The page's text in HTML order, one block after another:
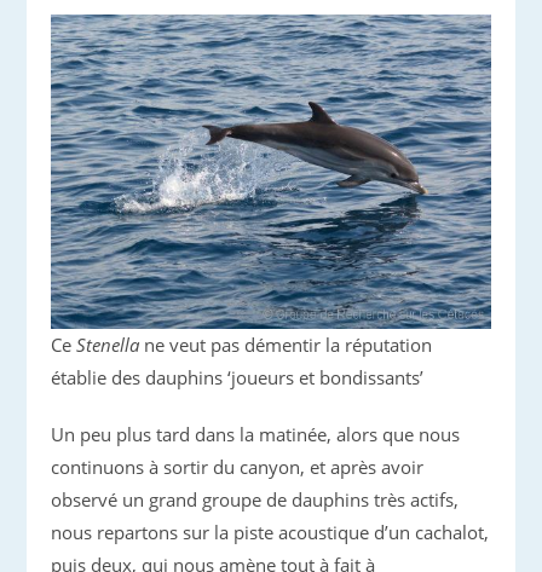
CeStenella ne veut pas démentir la réputation
établie des dauphins ‘joueurs et bondissants’
Un peu plus tard dans la matinée, alors que nous
continuons à sortir du canyon, et après avoir
observé un grand groupe de dauphins très actifs,
nous repartons sur la piste acoustique d’un cachalot,
puis deux, qui nous amène tout à fait à